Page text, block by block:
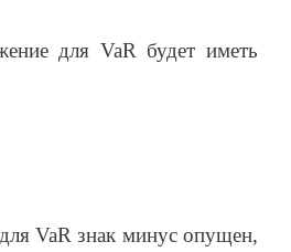
для VaR будет иметь
VaR знак минус опущен,